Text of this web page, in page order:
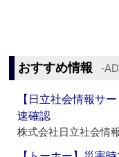
おすすめ情報
【日立社会情報サ
速確認
株式会社日立社会情